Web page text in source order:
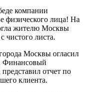
компании
лица! На
жителю Москвы
чистого листа.
Москвы огласил
Финансовый
отчет по
клиента.